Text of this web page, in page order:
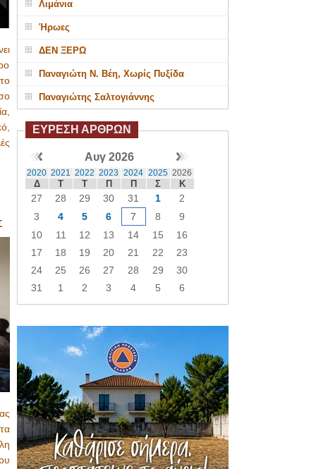
Λιμάνια
Ήρωες
ΔΕΝ ΞΕΡΩ
Παναγιώτη Ν. Βέη, Χωρίς Πυξίδα
Παναγιώτης Σαλτογιάννης
ΕΥΡΕΣΗ ΑΡΘΡΩΝ
Αυγ 2026
2020 2021 2022 2023 2024 2025 2026
Δ Τ Τ Π Π Σ Κ
27 28 29 30 31 1
2
3
4 5 6 7 8
9
10
11 12 13 14 15
16
17
18 19 20 21 22
23
24
25 26 27 28 29
30
31
1 2 3 4 5 6